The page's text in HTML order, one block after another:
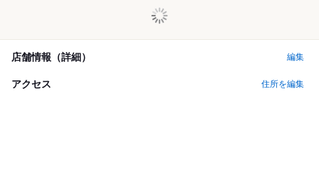
店舗情報（詳細） 編集
アクセス 住所を編集